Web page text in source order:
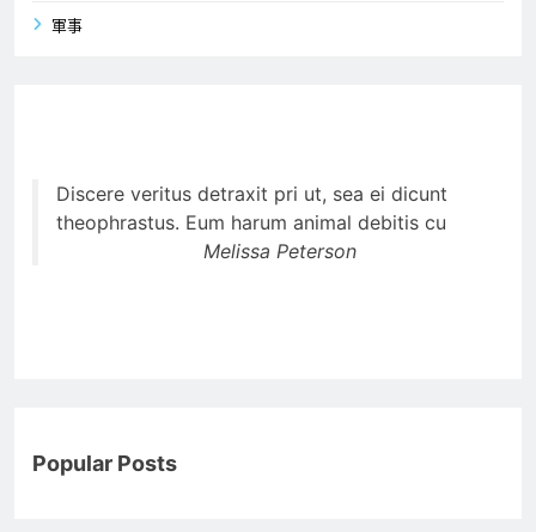
軍事
Discere veritus detraxit pri ut, sea ei dicunt
theophrastus. Eum harum animal debitis cu
Melissa Peterson
Popular Posts